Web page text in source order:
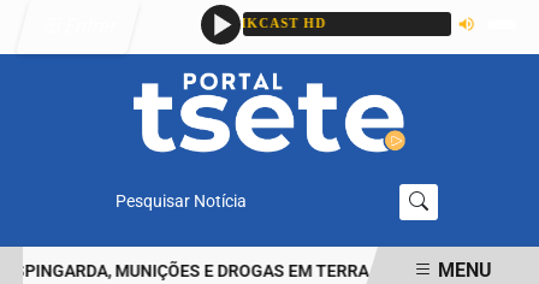
Pesquisar Notícia
MUNIÇÕES E DROGAS EM TERRA ROXA HOMEM
MENU